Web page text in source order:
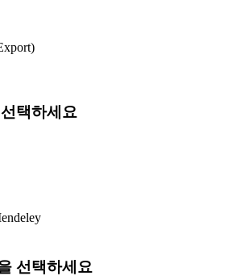
택하세요
선택하세요